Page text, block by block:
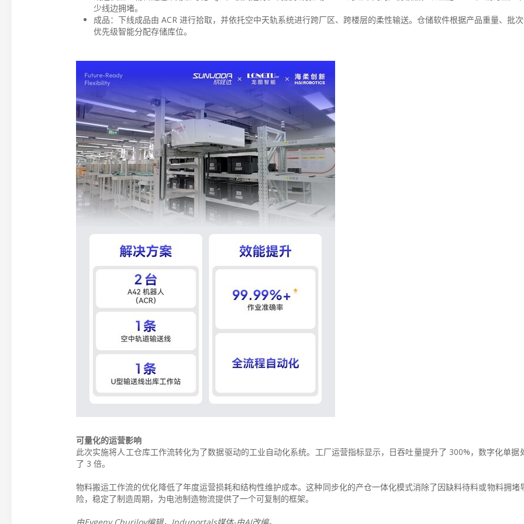
少线边拥堵。
成品：下线成品由 ACR 进行拾取，并依托空中天轨系统进行跨厂区、跨楼层的柔性输送。仓储软件根据产品重量、批
优先级智能分配存储库位。
可量化的运营影响
此次实施将人工仓库工作流转化为了数据驱动的工业自动化系统。工厂运营指标显示，日吞吐量提升了 300%，数字化单据
了 3 倍。
物料搬运工作流的优化降低了年度运营损耗和结构性维护成本。这种同步化的产仓一体化模式消除了因缺料待料或物料拥堵
险，稳定了制造周期，为电池制造物流提供了一个可复制的框架。